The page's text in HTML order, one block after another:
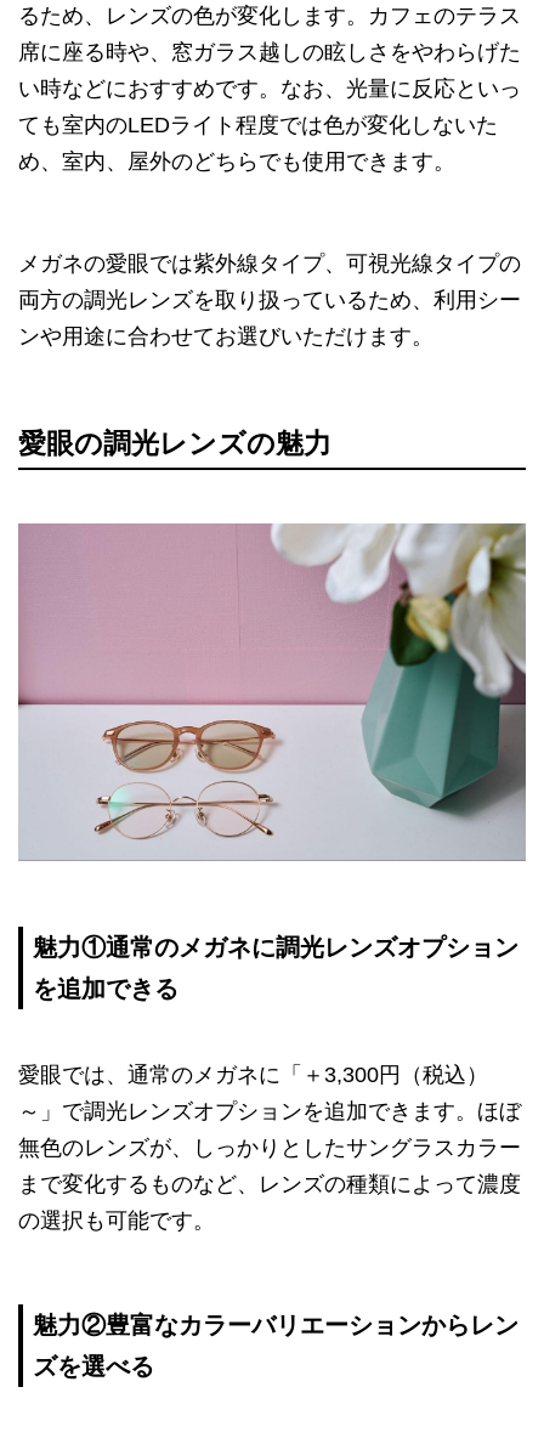
るため、レンズの色が変化します。カフェのテラス
席に座る時や、窓ガラス越しの眩しさをやわらげた
い時などにおすすめです。なお、光量に反応といっ
ても室内のLEDライト程度では色が変化しないた
め、室内、屋外のどちらでも使用できます。
メガネの愛眼では紫外線タイプ、可視光線タイプの
両方の調光レンズを取り扱っているため、利用シー
ンや用途に合わせてお選びいただけます。
愛眼の調光レンズの魅力
魅力①通常のメガネに調光レンズオプション
を追加できる
愛眼では、通常のメガネに「＋3,300円（税込）
～」で調光レンズオプションを追加できます。ほぼ
無色のレンズが、しっかりとしたサングラスカラー
まで変化するものなど、レンズの種類によって濃度
の選択も可能です。
魅力②豊富なカラーバリエーションからレン
ズを選べる